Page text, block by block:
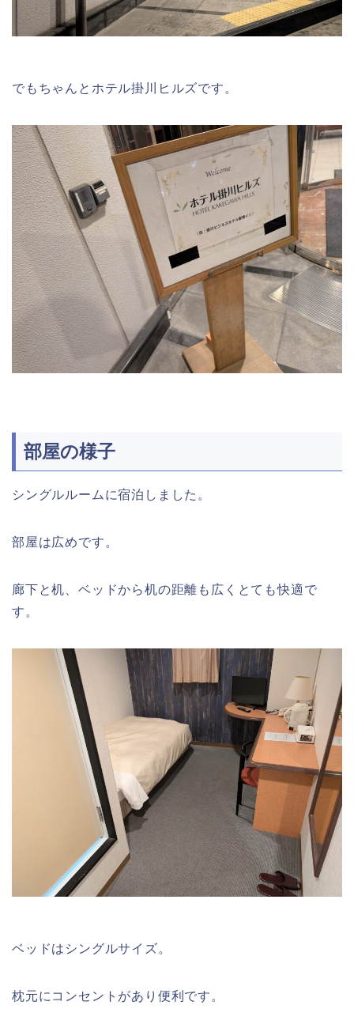
でもちゃんとホテル掛川ヒルズです。
部屋の様子
シングルルームに宿泊しました。
部屋は広めです。
廊下と机、ベッドから机の距離も広くとても快適で
す。
ベッドはシングルサイズ。
枕元にコンセントがあり便利です。